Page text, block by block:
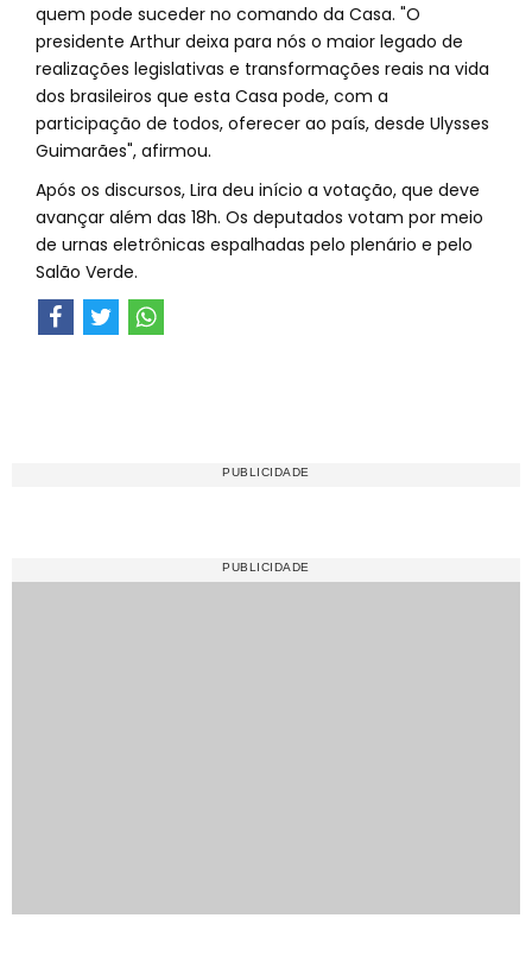
quem pode suceder no comando da Casa. "O
presidente Arthur deixa para nós o maior legado de
realizações legislativas e transformações reais na vida
dos brasileiros que esta Casa pode, com a
participação de todos, oferecer ao país, desde Ulysses
Guimarães", afirmou.
Após os discursos, Lira deu início a votação, que deve
avançar além das 18h. Os deputados votam por meio
de urnas eletrônicas espalhadas pelo plenário e pelo
Salão Verde.